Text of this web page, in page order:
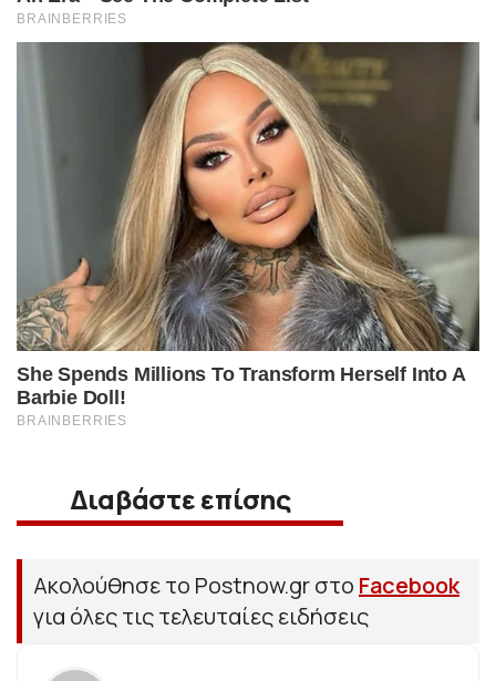
Διαβάστε επίσης
Ακολούθησε το Postnow.gr στο Facebook
για όλες τις τελευταίες ειδήσεις